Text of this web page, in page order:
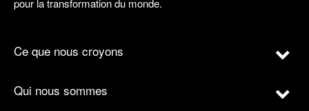
pour la transformation du monde.
Ce que nous croyons
Qui nous sommes